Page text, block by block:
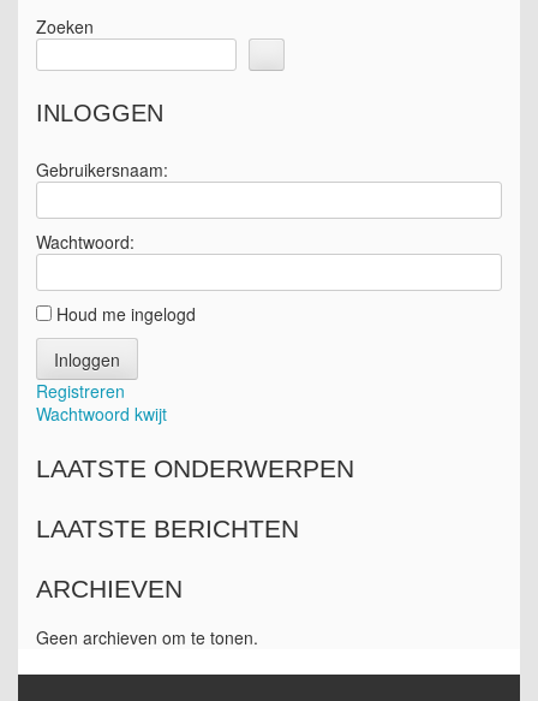
Zoeken
INLOGGEN
Gebruikersnaam:
Wachtwoord:
Houd me ingelogd
Inloggen
Registreren
Wachtwoord kwijt
LAATSTE ONDERWERPEN
LAATSTE BERICHTEN
ARCHIEVEN
Geen archieven om te tonen.